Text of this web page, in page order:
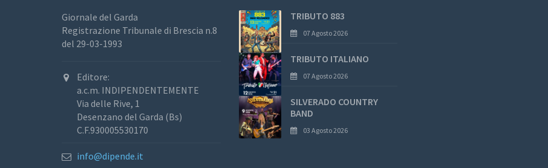
Giornale del Garda
Registrazione Tribunale di Brescia n.8
del 29-03-1993
Editore:
a.c.m. INDIPENDENTEMENTE
Via delle Rive, 1
Desenzano del Garda (Bs)
C.F.930005530170
info@dipende.it
TRIBUTO 883
07 Agosto 2026
TRIBUTO ITALIANO
07 Agosto 2026
SILVERADO COUNTRY
BAND
03 Agosto 2026